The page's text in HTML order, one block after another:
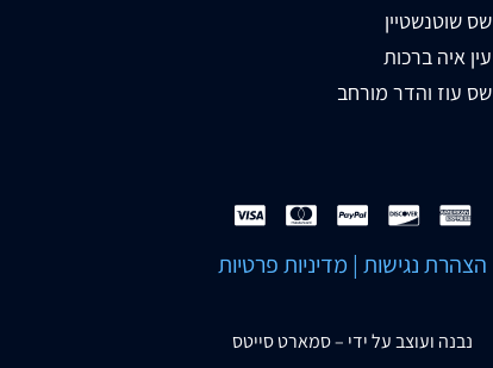
שס שוטנשטיין
עין איה ברכות
שס עוז והדר מורחב
הצהרת נגישות | מדיניות פרטיות
נבנה ועוצב על ידי –סמארט סייטס